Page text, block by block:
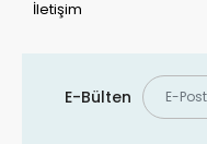
İletişim
E-Bülten